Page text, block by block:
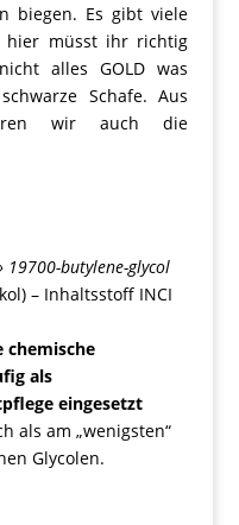
biegen. Es gibt viele
hier müsst ihr richtig
alles GOLD was
Schafe. Aus
wir auch die
19700-butylene-glycol
– Inhaltsstoff INCI
chemische
als
eingesetzt
als am „wenigsten“
Glycolen.